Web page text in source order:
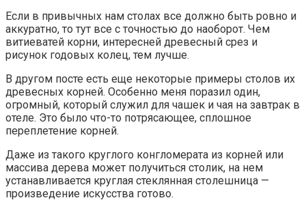
Если в привычных нам столах все должно быть ровно и
аккуратно, то тут все с точностью до наоборот. Чем
витиеватей корни, интересней древесный срез и
рисунок годовых колец, тем лучше.
В другом посте есть еще некоторые примеры столов их
древесных корней. Особенно меня поразил один,
огромный, который служил для чашек и чая на завтрак в
отеле. Это было что-то потрясающее, сплошное
переплетение корней.
Даже из такого круглого конгломерата из корней или
массива дерева может получиться столик, на нем
устанавливается круглая стеклянная столешница —
произведение искусства готово.